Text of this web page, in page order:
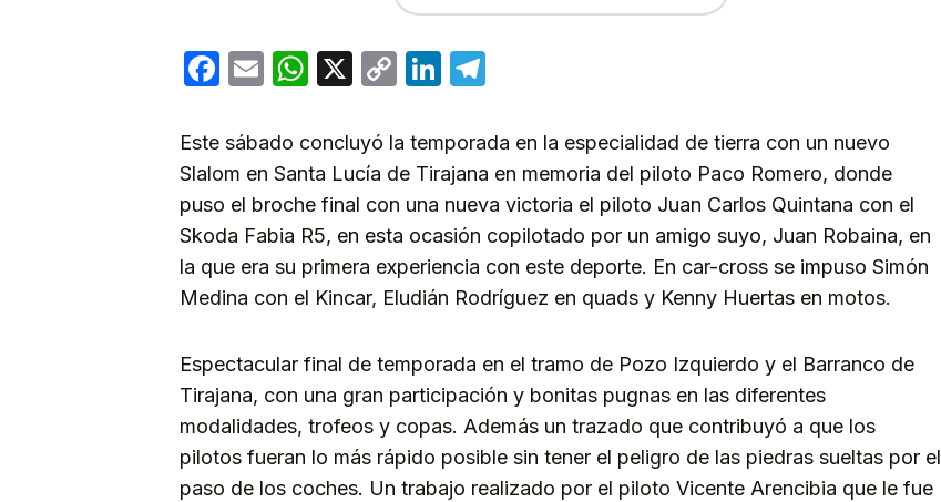
Facebook
EmailWhatsApp
X
CopyLinkedIn
Este sábado concluyó la temporada en la especialidad de tierra con un nuevo
Slalom en Santa Lucía de Tirajana en memoria del piloto Paco Romero, donde
puso el broche final con una nueva victoria el piloto Juan Carlos Quintana con el
Skoda Fabia R5, en esta ocasión copilotado por un amigo suyo, Juan Robaina, en
la que era su primera experiencia con este deporte. En car-cross se impuso Simón
Medina con el Kincar, Eludián Rodríguez en quads y Kenny Huertas en motos.
Espectacular final de temporada en el tramo de Pozo Izquierdo y el Barranco de
Tirajana, con una gran participación y bonitas pugnas en las diferentes
modalidades, trofeos y copas. Además un trazado que contribuyó a que los
pilotos fueran lo más rápido posible sin tener el peligro de las piedras sueltas por el
paso de los coches. Un trabajo realizado por el piloto Vicente Arencibia que le fue